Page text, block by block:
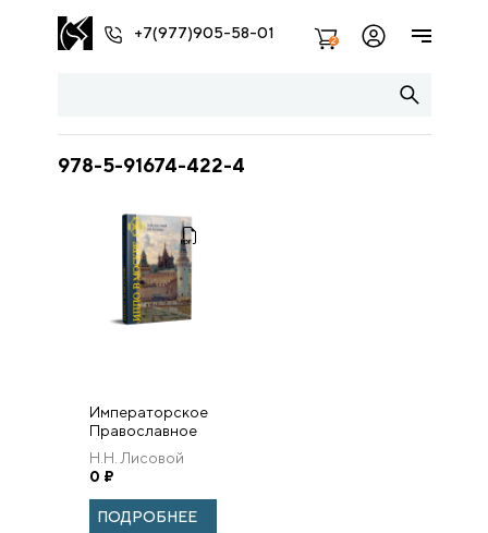
+7(977)905-58-01 2
978-5-91674-422-4
Императорское
Православное
Палестинское
Общество в
Москве: из
истории
Московского
Н.Н. Лисовой
0 ₽
ПОДРОБНЕЕ